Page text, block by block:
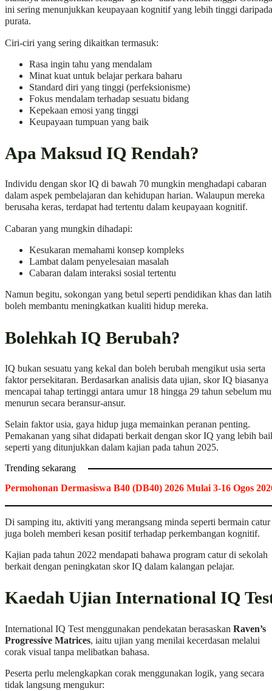
ini sering menunjukkan keupayaan kognitif yang lebih tinggi daripada
purata.
Ciri-ciri yang sering dikaitkan termasuk:
Rasa ingin tahu yang mendalam
Minat kuat untuk belajar perkara baharu
Standard diri yang tinggi (perfeksionisme)
Fokus mendalam terhadap sesuatu bidang
Kepekaan emosi yang tinggi
Keupayaan tumpuan yang baik
Apa Maksud IQ Rendah?
Individu dengan skor IQ di bawah 70 mungkin menghadapi cabaran
dalam aspek pembelajaran dan kehidupan harian. Walaupun mereka
berusaha keras, terdapat had tertentu dalam keupayaan kognitif.
Cabaran yang mungkin dihadapi:
Kesukaran memahami konsep kompleks
Lambat dalam penyelesaian masalah
Cabaran dalam interaksi sosial tertentu
Namun begitu, sokongan yang betul seperti pendidikan khas dan
boleh membantu meningkatkan kualiti hidup mereka.
Bolehkah IQ Berubah?
IQ bukan sesuatu yang kekal dan boleh berubah mengikut usia serta
faktor persekitaran. Berdasarkan analisis data ujian, skor IQ biasanya
mencapai tahap tertinggi antara umur 18 hingga 29 tahun sebelum
menurun secara beransur-ansur.
Selain faktor usia, gaya hidup juga memainkan peranan penting.
Pemakanan yang sihat didapati berkait dengan skor IQ yang lebih
seperti yang ditunjukkan dalam kajian pada tahun 2025.
Trending sekarang
Permohonan Dermasiswa B40 (DB40) 2026 Mulai 3-16 Ogos
Di samping itu, aktiviti yang merangsang minda seperti bermain catur
juga boleh memberi kesan positif terhadap perkembangan kognitif.
Kajian pada tahun 2022 mendapati bahawa program catur di sekolah
berkait dengan peningkatan skor IQ dalam kalangan pelajar.
Kaedah Ujian International IQ
International IQ Test menggunakan pendekatan berasaskan Raven’s
Progressive Matrices, iaitu ujian yang menilai kecerdasan melalui
corak visual tanpa melibatkan bahasa.
Peserta perlu melengkapkan corak menggunakan logik, yang secara
tidak langsung mengukur: